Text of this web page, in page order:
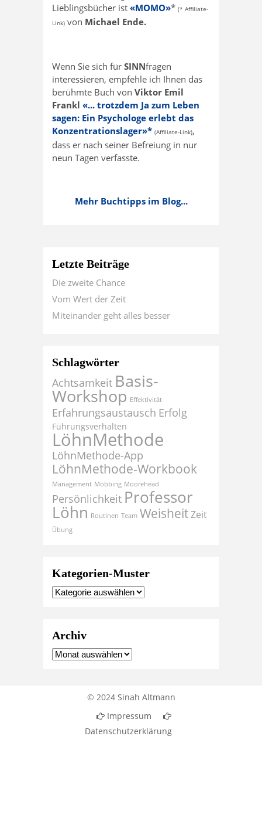
Lieblingsbücher ist «MOMO»* (* Affiliate-
Link) von Michael Ende.
Wenn Sie sich für SINNfragen
interessieren, empfehle ich Ihnen das
berühmte Buch von Viktor Emil
Frankl «... trotzdem Ja zum Leben
sagen: Ein Psychologe erlebt das
Konzentrationslager»* (Affiliate-Link),
dass er nach seiner Befreiung in nur
neun Tagen verfasste.
Mehr Buchtipps im Blog...
Letzte Beiträge
Die zweite Chance
Vom Wert der Zeit
Miteinander geht alles besser
Schlagwörter
Achtsamkeit Basis-
Workshop Effektivität
Erfahrungsaustausch Erfolg
Führungsverhalten
LöhnMethode
LöhnMethode-App
LöhnMethode-Workbook
Management Mobbing Moorehead
Persönlichkeit Professor
Löhn Routinen Team WeisheitZeit
Übung
Kategorien-Muster
Archiv
© 2024 Sinah Altmann
Impressum
Datenschutzerklärung